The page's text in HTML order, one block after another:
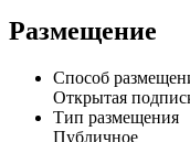
РА(02.09.2025),RAEX-
Размещение